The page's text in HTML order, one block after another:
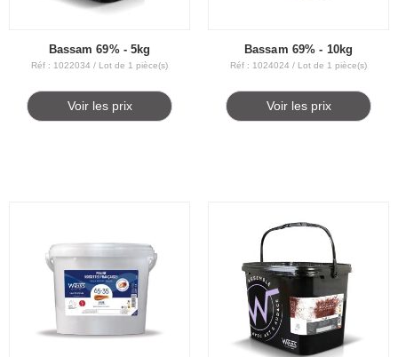
Bassam 69% - 5kg
Réf : 1022034 / Lot de 1 pièce(s)
Voir les prix
Bassam 69% - 10kg
Réf : 1024024 / Lot de 1 pièce(s)
Voir les prix